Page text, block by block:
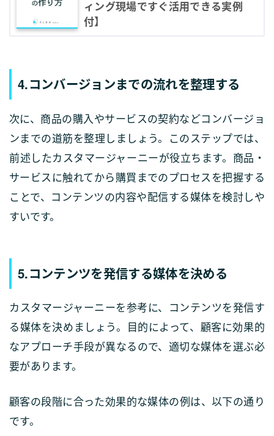
ィング現場ですぐ活用できる実例
付】
4.コンバージョンまでの流れを整理する
次に、商品の購入やサービスの契約などコンバージョ
ンまでの道筋を整理しましょう。このステップでは、
前述したカスタマージャーニーが役立ちます。商品・
サービスに触れてから購買までのプロセスを把握する
ことで、コンテンツの内容や配信する媒体を検討しや
すいです。
5.コンテンツを発信する媒体を決める
カスタマージャーニーを参考に、コンテンツを発信す
る媒体を決めましょう。目的によって、顧客に効果的
なアプローチ手段が異なるので、適切な媒体を選ぶ必
要があります。
顧客の段階に合った効果的な媒体の例は、以下の通り
です。